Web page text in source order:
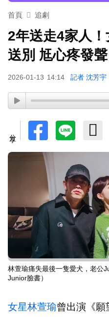
首頁 追劇
2年送走4家人
送別 尪心疼發聲
2026-01-13 14:14 記者 沈芳宇
林萱瑜痛失最後一隻愛犬，老公
Junior臉書）
女星林萱瑜曾出演《願